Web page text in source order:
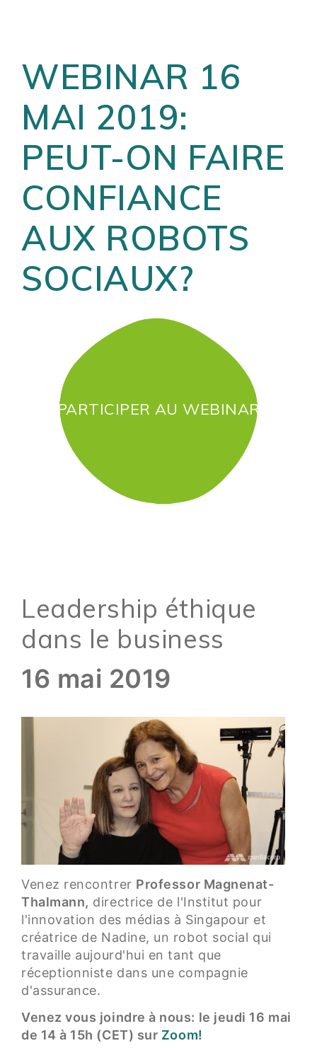
WEBINAR 16
MAI 2019:
PEUT-ON FAIRE
CONFIANCE
AUX ROBOTS
SOCIAUX?
PARTICIPER AU WEBINAR
Leadership éthique
dans le business
16 mai 2019
Venez rencontrer Professor Magnenat-
Thalmann, directrice de l'Institut pour
l'innovation des médias à Singapour et
créatrice de Nadine, un robot social qui
travaille aujourd'hui en tant que
réceptionniste dans une compagnie
d'assurance.
Venez vous joindre à nous: le jeudi 16 mai
de 14 à 15h (CET) sur Zoom!